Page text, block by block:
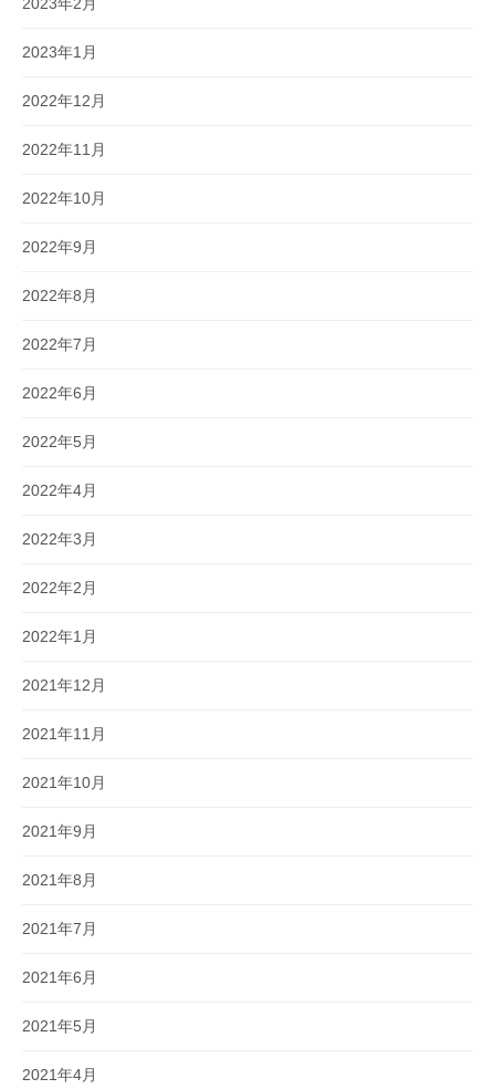
2023年2月
2023年1月
2022年12月
2022年11月
2022年10月
2022年9月
2022年8月
2022年7月
2022年6月
2022年5月
2022年4月
2022年3月
2022年2月
2022年1月
2021年12月
2021年11月
2021年10月
2021年9月
2021年8月
2021年7月
2021年6月
2021年5月
2021年4月